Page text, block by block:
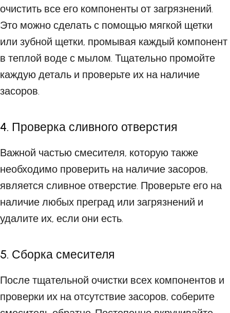
очистить все его компоненты от загрязнений.
Это можно сделать с помощью мягкой щетки
или зубной щетки, промывая каждый компонент
в теплой воде с мылом. Тщательно промойте
каждую деталь и проверьте их на наличие
засоров.
4. Проверка сливного отверстия
Важной частью смесителя, которую также
необходимо проверить на наличие засоров,
является сливное отверстие. Проверьте его на
наличие любых преград или загрязнений и
удалите их, если они есть.
5. Сборка смесителя
После тщательной очистки всех компонентов и
проверки их на отсутствие засоров, соберите